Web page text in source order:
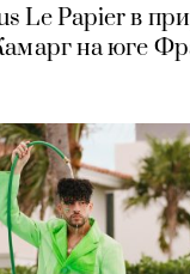
Le Papier в
на юге